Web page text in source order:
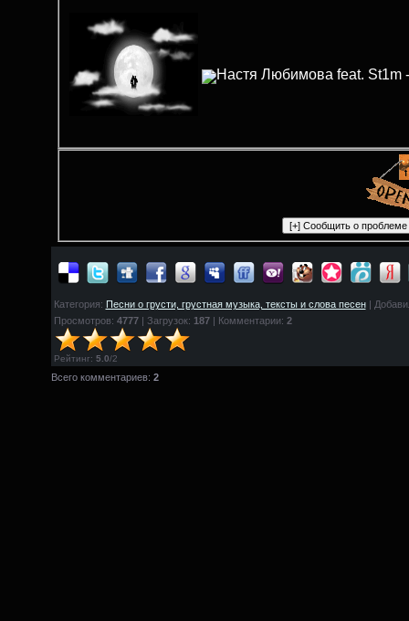
Настя Любимова feat.
Категория: Песни о грусти, грустная музыка, тексты и слова песен|
Просмотров: 4777| Загрузок: 187| Комментарии: 2
Рейтинг: 5.0/2
Всего комментариев: 2